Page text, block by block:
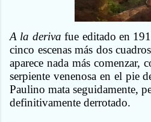
A la deriva fue editado en
cinco escenas más dos
aparece nada más comenzar,
serpiente venenosa en el pie
Paulino mata seguidamente,
definitivamente derrotado.